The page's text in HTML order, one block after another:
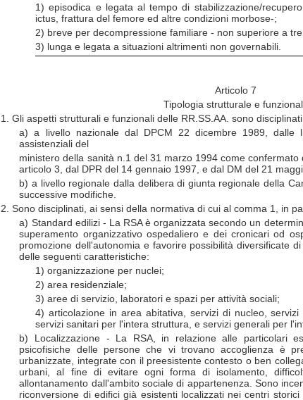
1) episodica e legata al tempo di stabilizzazione/
ictus, frattura del femore ed altre condizioni morbose-;
2) breve per decompressione familiare - non superiore a
3) lunga e legata a situazioni altrimenti non governabili.
Articolo 7
Tipologia strutturale e
1. Gli aspetti strutturali e funzionali delle RR.SS.AA. sono
a) a livello nazionale dal DPCM 22 dicembre 1989, dalle
assistenziali del
ministero della sanità n.1 del 31 marzo 1994 come
articolo 3, dal DPR del 14 gennaio 1997, e dal DM del 21
b) a livello regionale dalla delibera di giunta regionale della
successive modifiche.
2. Sono disciplinati, ai sensi della normativa di cui al comma 1, in
a) Standard edilizi - La RSA è organizzata secondo un
superamento organizzativo ospedaliero e dei cronicari od
promozione dell'autonomia e favorire possibilità diversificate
delle seguenti caratteristiche:
1) organizzazione per nuclei;
2) area residenziale;
3) aree di servizio, laboratori e spazi per attività sociali;
4) articolazione in area abitativa, servizi di nucleo,
servizi sanitari per l'intera struttura, e servizi generali per
b) Localizzazione - La RSA, in relazione alle particolari
psicofisiche delle persone che vi trovano accoglienza è
urbanizzate, integrate con il preesistente contesto o ben
urbani, al fine di evitare ogni forma di isolamento,
allontanamento dall'ambito sociale di appartenenza. Sono
riconversione di edifici già esistenti localizzati nei centri